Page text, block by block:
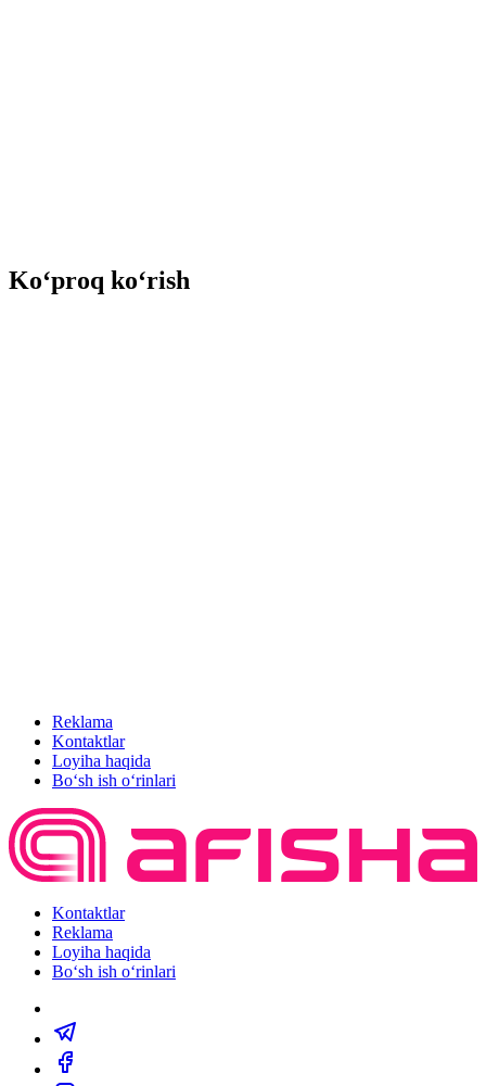
Ko‘proq ko‘rish
Reklama
Kontaktlar
Loyiha haqida
Bo‘sh ish o‘rinlari
Kontaktlar
Reklama
Loyiha haqida
Bo‘sh ish o‘rinlari